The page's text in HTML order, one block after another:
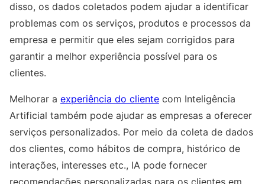
disso, os dados coletados podem ajudar a identificar
problemas com os serviços, produtos e processos da
empresa e permitir que eles sejam corrigidos para
garantir a melhor experiência possível para os
clientes.
Melhorar a experiência do cliente com Inteligência
Artificial também pode ajudar as empresas a oferecer
serviços personalizados. Por meio da coleta de dados
dos clientes, como hábitos de compra, histórico de
interações, interesses etc., IA pode fornecer
recomendações personalizadas para os clientes em